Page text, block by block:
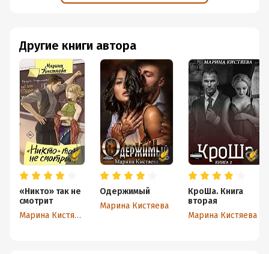
Другие книги автора
«Никто» так не
смотрит
Марина Кистяева
Одержимый
Марина Кистяева
КроШа. Книга
вторая
Марина Кистяева